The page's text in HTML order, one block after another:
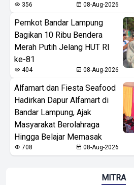
356 08-Aug-2026
Pemkot Bandar Lampung
Bagikan 10 Ribu Bendera
Merah Putih Jelang HUT RI
ke-81
404 08-Aug-2026
Alfamart dan Fiesta Seafood
Hadirkan Dapur Alfamart di
Bandar Lampung, Ajak
Masyarakat Berolahraga
Hingga Belajar Memasak
708 08-Aug-2026
MITRA